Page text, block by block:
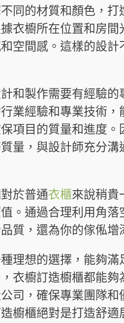
同的材質和顏色，
衣櫥所在位置和房
空間感。這樣的設
和製作需要有經驗的
業經驗和專業技術
項目的質量和進度
量，與設計師充分
於普通衣櫃來說稍貴
。通過合理利用角
質，還為你的傢俬增
理想的選擇，能夠
衣櫥訂造櫥櫃都能
司，確保專業團隊和
櫥櫃絕對是打造舒適